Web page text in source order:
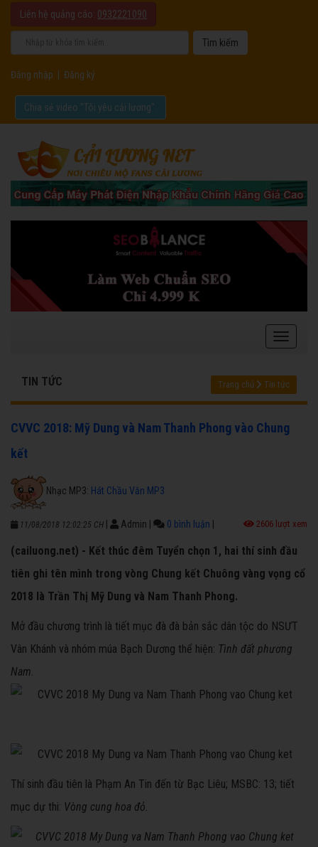
Liên hệ quảng cáo: 0932221090
Đăng nhập Đăng ký
Chia sẻ video "Tôi yêu cải lương".
TIN TỨC Trang chủ Tin tức
CVVC 2018: Mỹ Dung và Nam Thanh Phong vào Chung
kết
Nhạc MP3: Hát Chầu Văn MP3
11/08/2018 12:02:25 CH Admin 0 bình luận 2606 lượt xem
(cailuong.net) - Kết thúc đêm Tuyển chọn 1, hai thí sinh đầu
tiên ghi tên mình trong vòng Chung kết Chuông vàng vọng cổ
2018 là Trần Thị Mỹ Dung và Nam Thanh Phong.
Mở đầu chương trình là tiết mục đà đà bản sắc dân tộc do NSƯT
Vân Khánh và nhóm múa Bạch Dương thể hiện: Tình đất phương
Nam.
Thí sinh đầu tiên là Phạm An Tin đến từ Bạc Liêu; MSBC: 13; tiết
mục dự thi: Vòng cung hoa đỏ.